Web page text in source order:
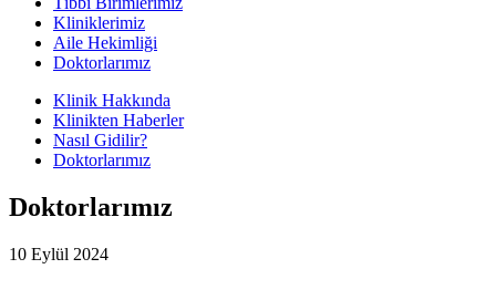
Kliniklerimiz
Aile Hekimliği
Doktorlarımız
Klinik Hakkında
Klinikten Haberler
Nasıl Gidilir?
Doktorlarımız
Doktorlarımız
10 Eylül 2024